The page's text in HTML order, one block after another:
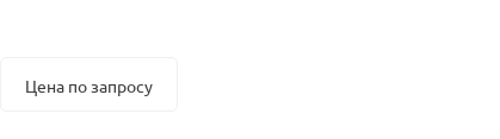
Цена по запросу